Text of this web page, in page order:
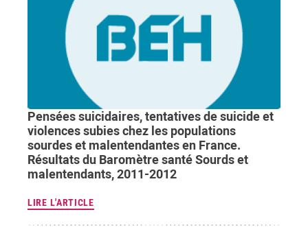
Pensées suicidaires, tentatives de suicide et
violences subies chez les populations
sourdes et malentendantes en France.
Résultats du Baromètre santé Sourds et
malentendants, 2011-2012
LIRE L'ARTICLE